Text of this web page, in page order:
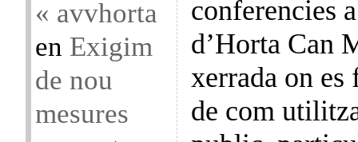
« avvhorta
en Exigim
de nou
mesures
conferencies
d’Horta Can
xerrada on
de com